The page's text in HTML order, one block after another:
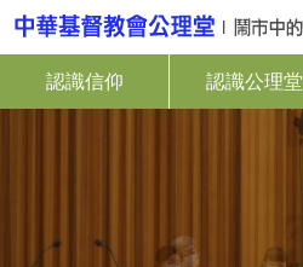
認識信仰 認識公理堂